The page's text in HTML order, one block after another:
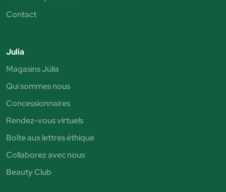
Contact
Julia
Magasins Júlia
Qui sommes nous
Concessionnaires
Rendez-vous virtuels
Boîte aux lettres éthique
Collaborez avec nous
Beauty Club